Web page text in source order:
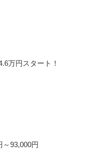
万円スタート！
～93,000円